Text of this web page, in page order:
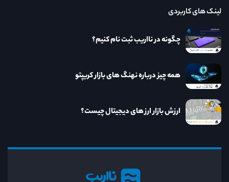
نااریب
لینک های کاربردی
چگونه در نااریب ثبت نام کنیم؟
همه چیز درباره نهنگ های بازار کریپتو
ارزش بازار ارز های دیجیتال چیست؟